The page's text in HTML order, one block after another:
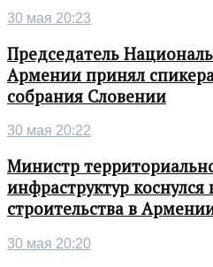
30 мая 20:23
Председатель
Армении принял
собрания Словении
30 мая 20:22
Министр
инфраструктур коснулся
строительства в
30 мая 20:20